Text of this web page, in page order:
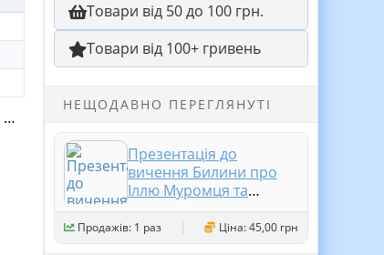
Товари від 50 до 100 грн.
Товари від 100+ гривень
НЕЩОДАВНО ПЕРЕГЛЯНУТІ
Презентація до
вичення Билини про
Іллю Муромця та
Соловія 8 клас НУШ
Продажів: 1 раз Ціна: 45,00 грн